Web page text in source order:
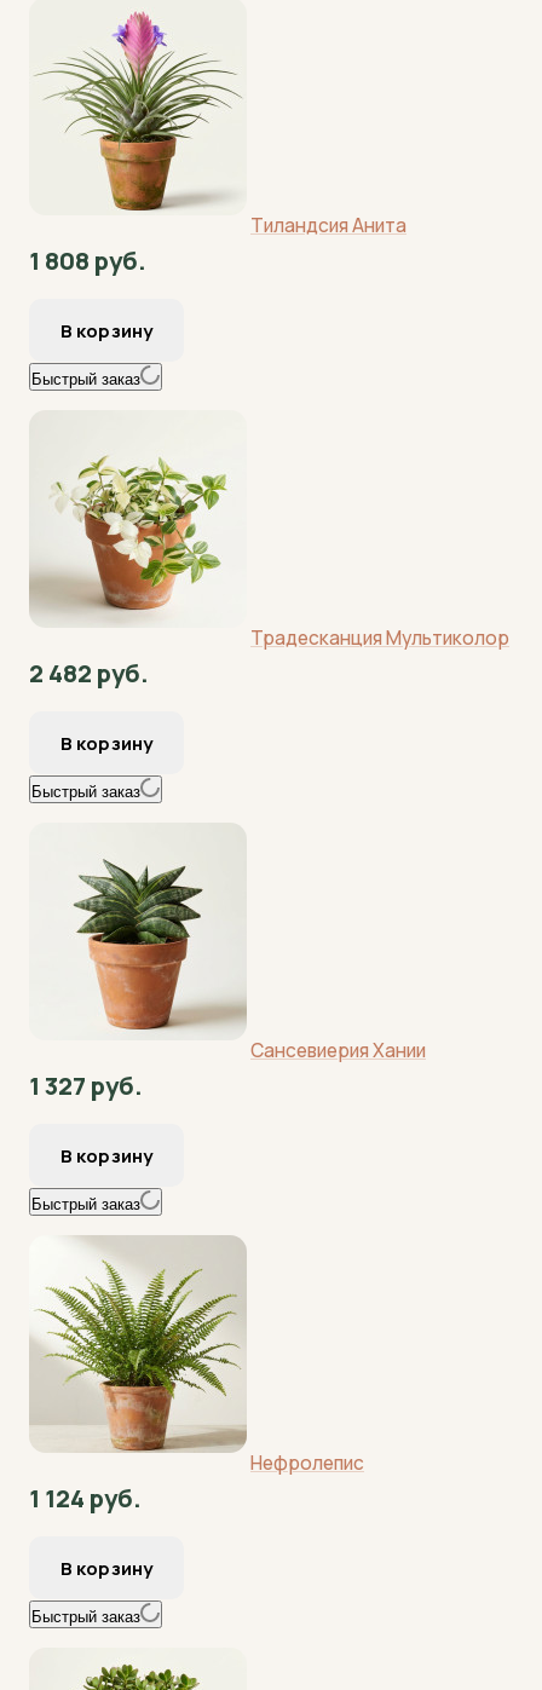
Тиландсия Анита
1 808 руб.
Быстрый заказ
Традесканция Мультиколор
2 482 руб.
Быстрый заказ
Сансевиерия Хании
1 327 руб.
Быстрый заказ
Нефролепис
1 124 руб.
Быстрый заказ